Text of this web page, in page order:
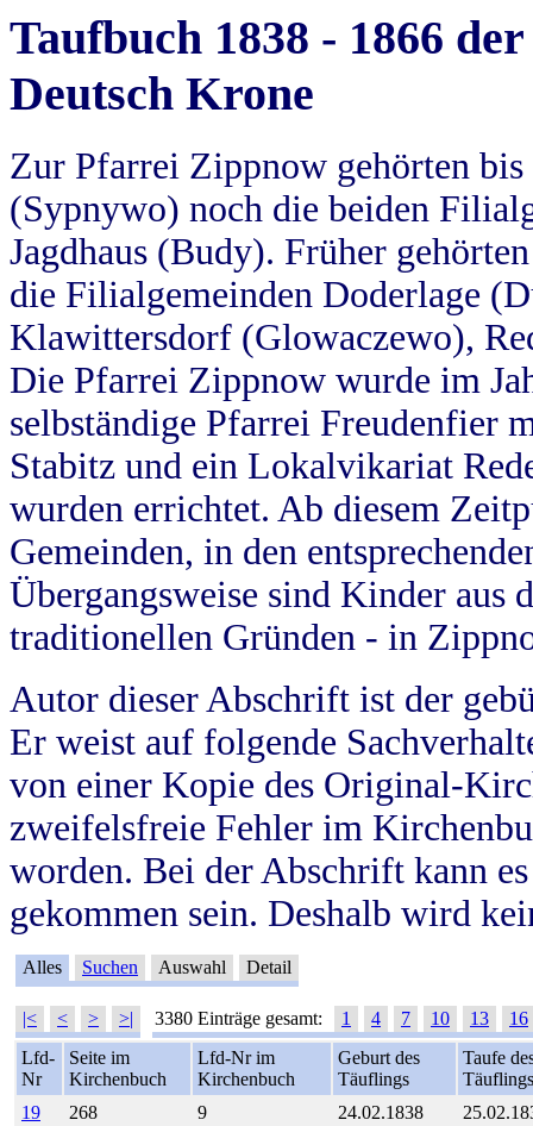
Taufbuch 1838 - 1866
Deutsch Krone
Zur Pfarrei Zippnow gehörten
(Sypnywo) noch die beiden
Jagdhaus (Budy). Früher
die Filialgemeinden Doderlage
Klawittersdorf (Glowaczewo),
Die Pfarrei Zippnow wurde im
selbständige Pfarrei Freudenfier
Stabitz und ein Lokalvikariat
wurden errichtet. Ab diesem
Gemeinden, in den
Übergangsweise sind Kinder aus
traditionellen Gründen - in
Autor dieser Abschrift ist der
Er weist auf folgende
von einer Kopie des Original-
zweifelsfreie Fehler im
worden. Bei der Abschrift kann
gekommen sein. Deshalb wird
Alles Suchen Auswahl Detail
|< < > >| 3380 Einträge gesamt: 1 4 7 10 13
16
Lfd-
Nr
Seite im
Kirchenbuch
Lfd-Nr im
Kirchenbuch
Geburt des
Täuflings
Taufe
Täuflings
19
268 9 24.02.1838